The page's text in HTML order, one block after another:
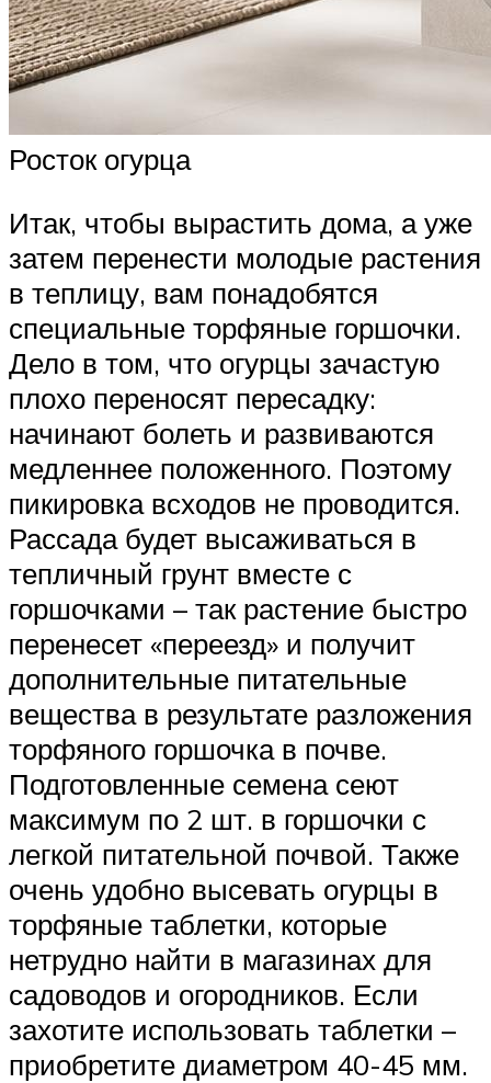
Росток огурца
Итак, чтобы вырастить дома, а уже
затем перенести молодые растения
в теплицу, вам понадобятся
специальные торфяные горшочки.
Дело в том, что огурцы зачастую
плохо переносят пересадку:
начинают болеть и развиваются
медленнее положенного. Поэтому
пикировка всходов не проводится.
Рассада будет высаживаться в
тепличный грунт вместе с
горшочками – так растение быстро
перенесет «переезд» и получит
дополнительные питательные
вещества в результате разложения
торфяного горшочка в почве.
Подготовленные семена сеют
максимум по 2 шт. в горшочки с
легкой питательной почвой. Также
очень удобно высевать огурцы в
торфяные таблетки, которые
нетрудно найти в магазинах для
садоводов и огородников. Если
захотите использовать таблетки –
приобретите диаметром 40-45 мм.